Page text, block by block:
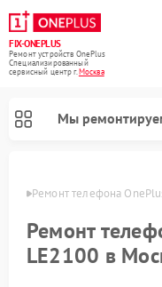
FIX-ONEPLUS
Ремонт устройств OnePlus
Специализированный
cервисный центр г.Москва
Мы
Ремонт телефона
Ремонт
LE2100 в